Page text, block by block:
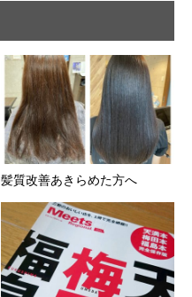
髪質改善あきらめた方へ